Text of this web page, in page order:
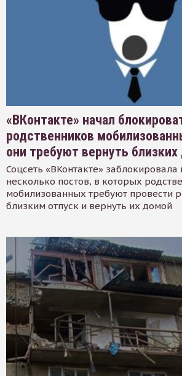
«ВКонтакте» начал
родственников
они требуют вернуть
Соцсеть «ВКонтакте»
несколько постов, в которых
мобилизованных требуют провести
близким отпуск и вернуть их домой